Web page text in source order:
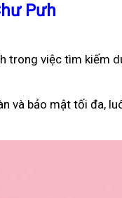
Pưh
trong việc tìm kiếm
và bảo mật tối đa,